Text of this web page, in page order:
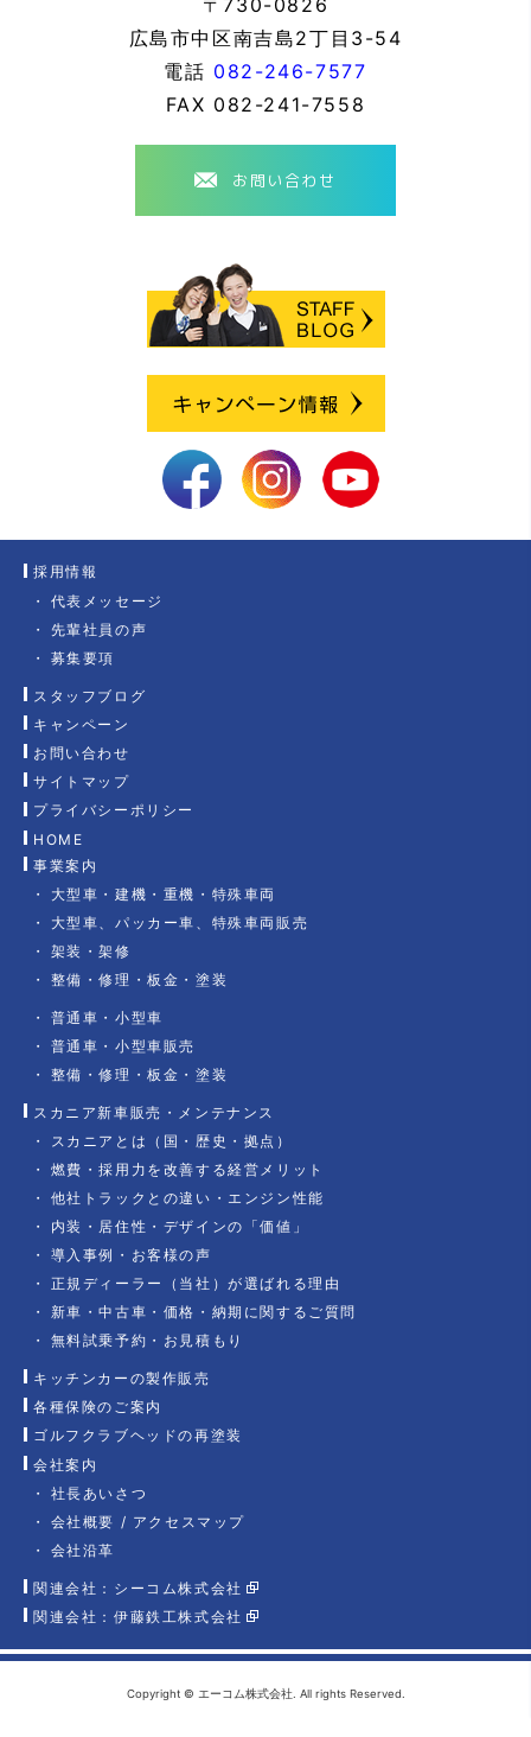
〒730-0826
広島市中区南吉島2丁目3-54
電話 082-246-7577
FAX 082-241-7558
お問い合わせ
HOME
事業案内
大型車・建機・重機・特殊車両
大型車、パッカー車、特殊車両販売
架装・架修
整備・修理・板金・塗装
普通車・小型車
普通車・小型車販売
整備・修理・板金・塗装
スカニア新車販売・メンテナンス
スカニアとは（国・歴史・拠点）
燃費・採用力を改善する経営メリット
他社トラックとの違い・エンジン性能
内装・居住性・デザインの「価値」
導入事例・お客様の声
正規ディーラー（当社）が選ばれる理由
新車・中古車・価格・納期に関するご質問
無料試乗予約・お見積もり
キッチンカーの製作販売
各種保険のご案内
ゴルフクラブヘッドの再塗装
会社案内
社長あいさつ
会社概要 / アクセスマップ
会社沿革
関連会社：シーコム株式会社
関連会社：伊藤鉄工株式会社
採用情報
代表メッセージ
先輩社員の声
募集要項
スタッフブログ
キャンペーン
お問い合わせ
サイトマップ
プライバシーポリシー
Copyright © エーコム株式会社. All rights Reserved.